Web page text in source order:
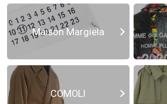
Maison Margiela
COMOLI